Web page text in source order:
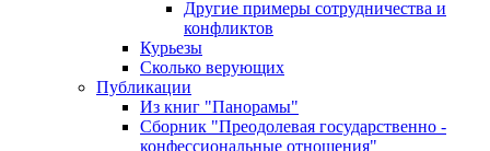
Другие примеры сотрудничества и
конфликтов
Курьезы
Сколько верующих
Публикации
Из книг "Панорамы"
Сборник "Преодолевая государственно -
конфессиональные отношения"